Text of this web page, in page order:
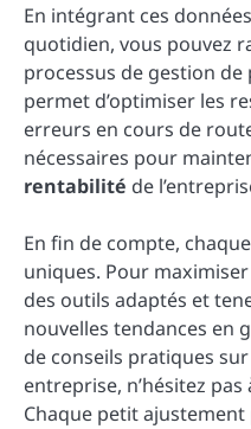
En intégrant ces
quotidien, vous pouvez
processus de gestion
permet d’optimiser les
erreurs en cours de
nécessaires pour
rentabilité de
En fin de compte,
uniques. Pour
des outils adaptés et
nouvelles tendances en
de conseils pratiques
entreprise, n’hésitez
Chaque petit